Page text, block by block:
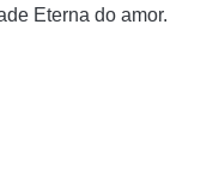
Eterna do amor.